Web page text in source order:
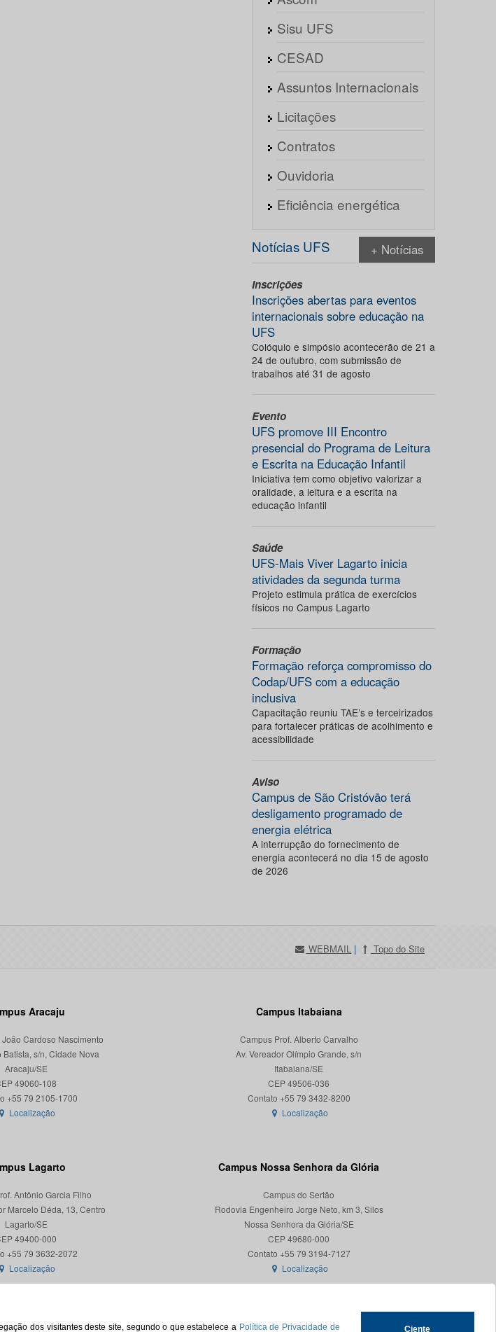
dos visitantes deste site, segundo o que estabelece a Política de Privacidade de Ciente
Sisu UFS
CESAD
Assuntos Internacionais
Licitações
Contratos
Ouvidoria
Eficiência energética
Notícias UFS + Notícias
Inscrições
Inscrições abertas para eventos
internacionais sobre educação na
UFS
Colóquio e simpósio acontecerão de 21 a
24 de outubro, com submissão de
trabalhos até 31 de agosto
Evento
UFS promove III Encontro
presencial do Programa de Leitura
e Escrita na Educação Infantil
Iniciativa tem como objetivo valorizar a
oralidade, a leitura e a escrita na
educação infantil
Saúde
UFS-Mais Viver Lagarto inicia
atividades da segunda turma
Projeto estimula prática de exercícios
físicos no Campus Lagarto
Formação
Formação reforça compromisso do
Codap/UFS com a educação
inclusiva
Capacitação reuniu TAE’s e terceirizados
para fortalecer práticas de acolhimento e
acessibilidade
Aviso
Campus de São Cristóvão terá
desligamento programado de
energia elétrica
A interrupção do fornecimento de
energia acontecerá no dia 15 de agosto
de 2026
WEBMAIL | Topo do Site
Aracaju
Cardoso Nascimento
s/n, Cidade Nova
Aracaju/SE
49060-108
Localização
Campus Itabaiana
Campus Prof. Alberto Carvalho
Av. Vereador Olímpio Grande, s/n
Itabaiana/SE
CEP 49506-036
Localização
Lagarto
Antônio Garcia Filho
Marcelo Déda, 13, Centro
Lagarto/SE
49400-000
Localização
Campus Nossa Senhora da Glória
Campus do Sertão
Rodovia Engenheiro Jorge Neto, km 3, Silos
Nossa Senhora da Glória/SE
CEP 49680-000
Contato +55 79 3194-7127
Localização